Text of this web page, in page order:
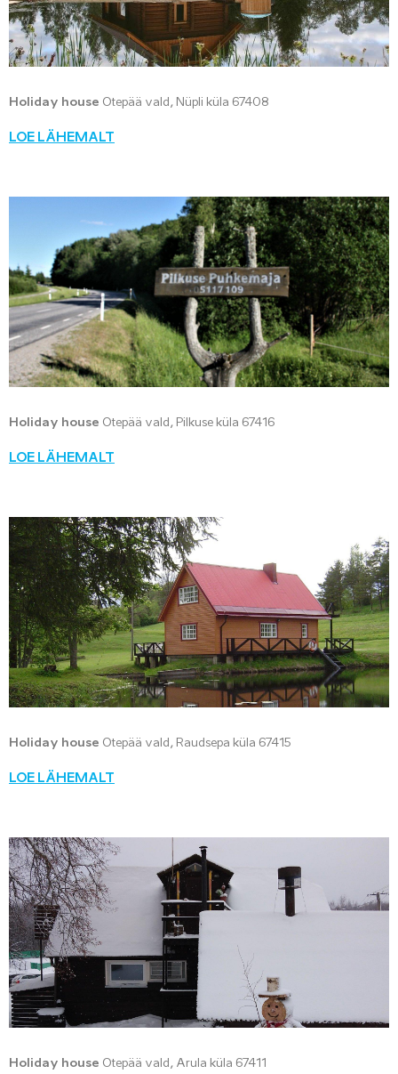
Holiday house Otepää vald, Nüpli küla 67408
LOE LÄHEMALT
Holiday house Otepää vald, Pilkuse küla 67416
LOE LÄHEMALT
Holiday house Otepää vald, Raudsepa küla 67415
LOE LÄHEMALT
Holiday house Otepää vald, Arula küla 67411